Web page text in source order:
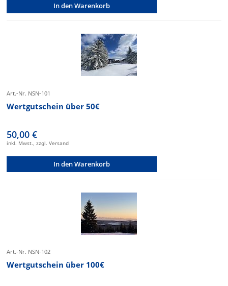
In den Warenkorb
Art.-Nr. NSN-101
Wertgutschein über 50€
50,00 €
inkl. Mwst., zzgl. Versand
In den Warenkorb
Art.-Nr. NSN-102
Wertgutschein über 100€